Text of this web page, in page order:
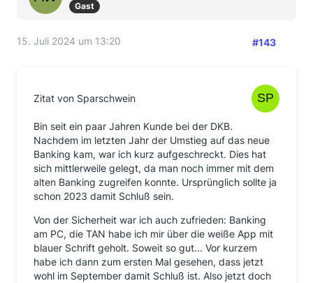
Gast
15. Juli 2024 um 13:20 #143
Zitat von Sparschwein
Bin seit ein paar Jahren Kunde bei der DKB.
Nachdem im letzten Jahr der Umstieg auf das neue
Banking kam, war ich kurz aufgeschreckt. Dies hat
sich mittlerweile gelegt, da man noch immer mit dem
alten Banking zugreifen konnte. Ursprünglich sollte ja
schon 2023 damit Schluß sein.
Von der Sicherheit war ich auch zufrieden: Banking
am PC, die TAN habe ich mir über die weiße App mit
blauer Schrift geholt. Soweit so gut... Vor kurzem
habe ich dann zum ersten Mal gesehen, dass jetzt
wohl im September damit Schluß ist. Also jetzt doch